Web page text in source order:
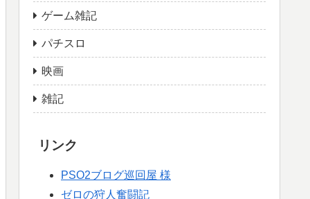
ゲーム雑記
パチスロ
映画
雑記
リンク
PSO2ブログ巡回屋 様
ゼロの狩人奮闘記